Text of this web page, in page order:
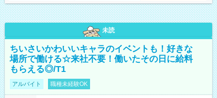
未読
ちいさいかわいいキャラのイベントも！好きな
場所で働ける☆来社不要！働いたその日に給料
もらえる◎/T1
アルバイト 職種未経験OK